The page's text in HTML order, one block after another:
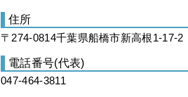
住所
〒274-0814千葉県船橋市新高根1-17-2
電話番号(代表)
047-464-3811